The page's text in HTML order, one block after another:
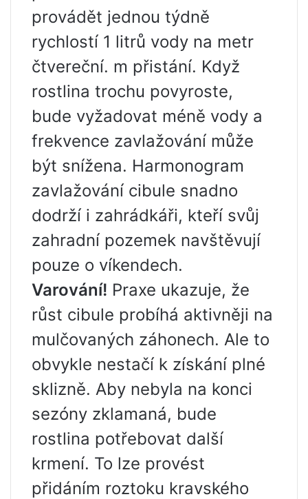
provádět jednou týdně
rychlostí 1 litrů vody na metr
čtvereční. m přistání. Když
rostlina trochu povyroste,
bude vyžadovat méně vody a
frekvence zavlažování může
být snížena. Harmonogram
zavlažování cibule snadno
dodrží i zahrádkáři, kteří svůj
zahradní pozemek navštěvují
pouze o víkendech.
Varování! Praxe ukazuje, že
růst cibule probíhá aktivněji na
mulčovaných záhonech. Ale to
obvykle nestačí k získání plné
sklizně. Aby nebyla na konci
sezóny zklamaná, bude
rostlina potřebovat další
krmení. To lze provést
přidáním roztoku kravského